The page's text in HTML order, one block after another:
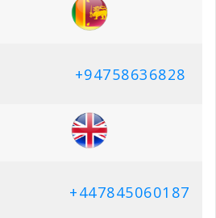
+94758636828
+447845060187